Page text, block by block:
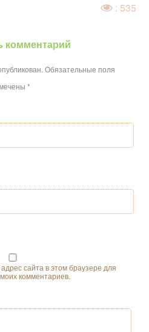
: 535
комментарий
Обязательные поля
*
сайта в этом браузере для
комментариев.